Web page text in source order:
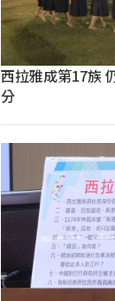
西拉雅成第17族
分